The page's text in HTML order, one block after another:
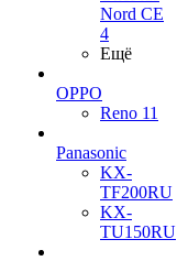
Nord CE
4
Ещё
OPPO
Reno 11
Panasonic
KX-
TF200RU
KX-
TU150RU